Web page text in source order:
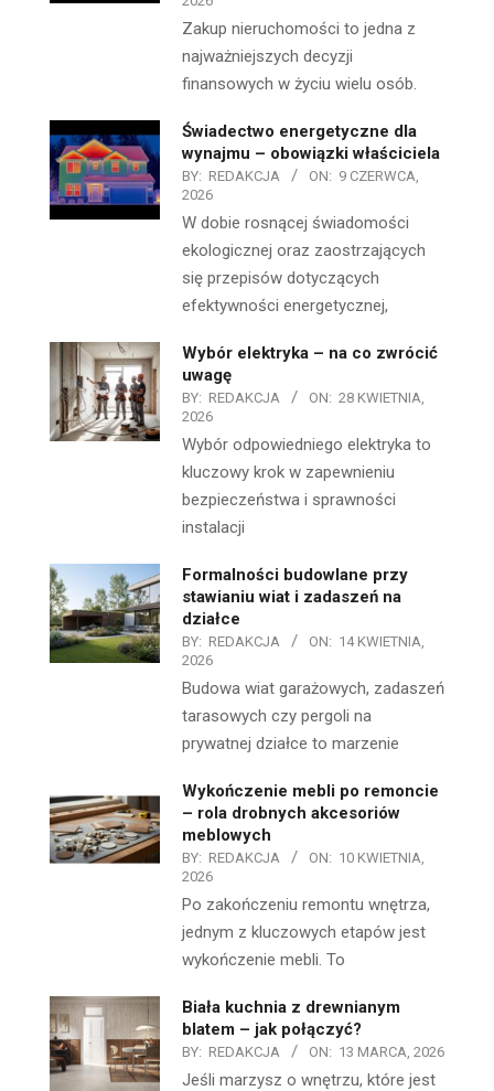
Zakup nieruchomości to jedna z
najważniejszych decyzji
finansowych w życiu wielu osób.
Świadectwo energetyczne dla
wynajmu – obowiązki właściciela
BY: REDAKCJA ON: 9 CZERWCA,
2026
W dobie rosnącej świadomości
ekologicznej oraz zaostrzających
się przepisów dotyczących
efektywności energetycznej,
Wybór elektryka – na co zwrócić
uwagę
BY: REDAKCJA ON: 28 KWIETNIA,
2026
Wybór odpowiedniego elektryka to
kluczowy krok w zapewnieniu
bezpieczeństwa i sprawności
instalacji
Formalności budowlane przy
stawianiu wiat i zadaszeń na
działce
BY: REDAKCJA ON: 14 KWIETNIA,
2026
Budowa wiat garażowych, zadaszeń
tarasowych czy pergoli na
prywatnej działce to marzenie
Wykończenie mebli po remoncie
– rola drobnych akcesoriów
meblowych
BY: REDAKCJA ON: 10 KWIETNIA,
2026
Po zakończeniu remontu wnętrza,
jednym z kluczowych etapów jest
wykończenie mebli. To
Biała kuchnia z drewnianym
blatem – jak połączyć?
BY: REDAKCJA ON: 13 MARCA, 2026
Jeśli marzysz o wnętrzu, które jest